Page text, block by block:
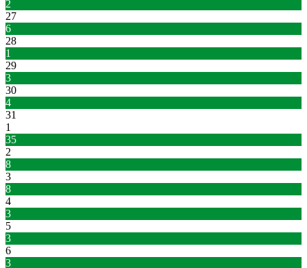
2
27
6
28
1
29
3
30
4
31
1
35
2
8
3
8
4
3
5
3
6
3